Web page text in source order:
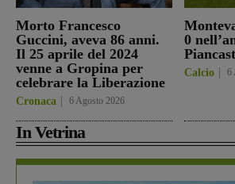
Morto Francesco
Guccini, aveva 86 anni.
Il 25 aprile del 2024
venne a Gropina per
celebrare la Liberazione
Cronaca 6 Agosto 2026
0
Calcio 6
In Vetrina